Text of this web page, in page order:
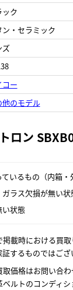
ック
ン・セラミック
ズ
コー
他のモデル
ロン
いるもの（内箱・
ラス欠損が無い状
い状態
掲載時における買
するものではござ
価格はお問い合
ルトのコンディ